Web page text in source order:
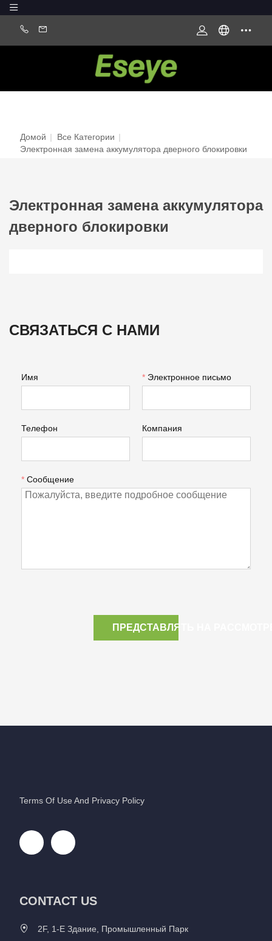
Домой | Все Категории |
Электронная замена аккумулятора дверного блокировки
Электронная замена аккумулятора
дверного блокировки
СВЯЗАТЬСЯ С НАМИ
Имя * Электронное письмо
Телефон Компания
* Сообщение
ПРЕДСТАВЛЯТЬ НА
Terms Of Use And Privacy Policy
CONTACT US
2F, 1-Е Здание, Промышленный Парк